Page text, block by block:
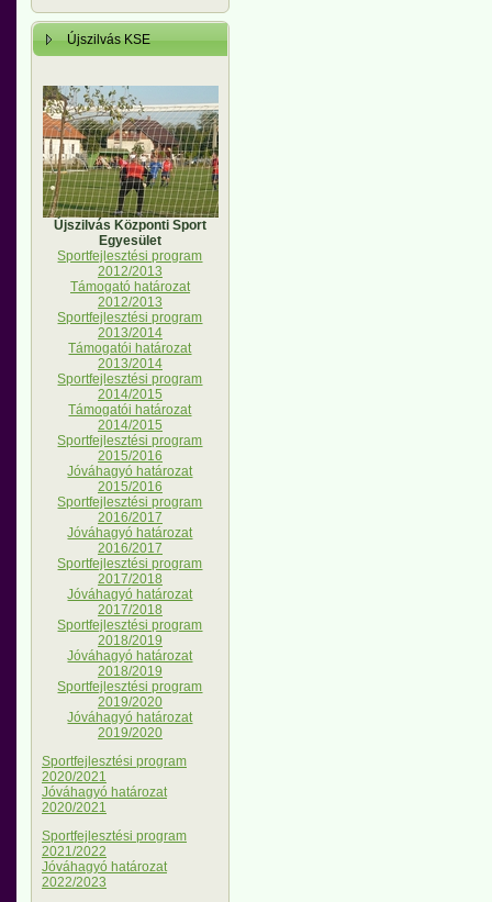
Újszilvás KSE
Újszilvás Központi Sport
Egyesület
Sportfejlesztési program
2012/2013
Támogató határozat
2012/2013
Sportfejlesztési program
2013/2014
Támogatói határozat
2013/2014
Sportfejlesztési program
2014/2015
Támogatói határozat
2014/2015
Sportfejlesztési program
2015/2016
Jóváhagyó határozat
2015/2016
Sportfejlesztési program
2016/2017
Jóváhagyó határozat
2016/2017
Sportfejlesztési program
2017/2018
Jóváhagyó határozat
2017/2018
Sportfejlesztési program
2018/2019
Jóváhagyó határozat
2018/2019
Sportfejlesztési program
2019/2020
Jóváhagyó határozat
2019/2020
Sportfejlesztési program
2020/2021
Jóváhagyó határozat
2020/2021
Sportfejlesztési program
2021/2022
Jóváhagyó határozat
2022/2023